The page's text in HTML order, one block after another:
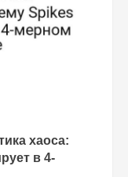
хаоса:
в 4-